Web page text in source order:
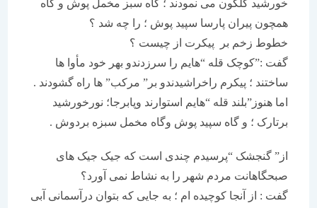
خورشید گلگون می نمودند ؛ گاه سبز مخمل پوش و گاه
همچون پیران پارسا سپید پوش ؛ را چه شد ؟
خطوط زخم بر پیکرت از چیست ؟
گفت :”کوچک قله “هایم را سرزدندو بهر خود مأوا ها
ساختند ؛ پیکرم راخراشیدندو بر” مرکب” ها راه گشودند .
اما هنوز”بلند قله “هایم استوارند وپابرجا؛ نورخورشید
برتارک ؛ و گاه سپید پوش وگاه مخمل سبزه بردوش .
از” گنجشک “پرسیدم چندی است که جیک جیک های
صبحگاهانت مردم شهر را به نشاط نمی آورد؟
گفت : از آنجا کوچیده ام ؛ به جایی که بتوان درآسمانی آبی